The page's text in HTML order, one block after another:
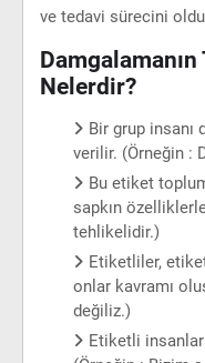
ve tedavi sürecini
Nelerdir?
Bir grup insanı
verilir. (Örneğin :
Bu etiket
sapkın
tehlikelidir.)
Etiketliler,
onlar kavramı
değiliz.)
Etiketli insanlar